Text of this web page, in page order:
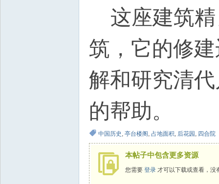
这座建筑
筑，它的修
解和研究清
的帮助。
中国历史 , 亭台楼阁 , 占地面积, 后花园 , 四合院
本帖子中包含更多资源
您需要 登录 才可以下载或查看，没